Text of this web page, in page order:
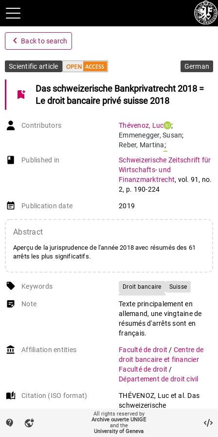
navigate_before Back to search
Scientific article German
bookmark_add
Das schweizerische Bankprivatrecht 2018 =
Le droit bancaire privé suisse 2018
Contributors Thévenoz, Luc
;
Emmenegger, Susan;
Reber, Martina;
book-open
Published in
Schweizerische Zeitschrift für
Wirtschafts- und
Finanzmarktrecht, vol. 91 , no.
2, p. 190-224
event_note Publication date 2019
Abstract
Aperçu de la jurisprudence de l'année 2018 avec résumés des 61
arrêts les plus significatifs.
local_offer Keywords Droit bancaire
Suisse
Défaut de légitimation
Crédits
Gestion de fortune
Conseil en placement
Sûretés
Rétrocessions
Devoir d'information
Exécution forcée
Entraide judiciaire
Transmission de données à
une autorité étrangère
sticky_note_2 Note
Texte principalement en
allemand, une vingtaine de
résumés d'arrêts sont en
français.
account_balance Affiliation entities Faculté de droit / Centre de
droit bancaire et financier
Faculté de droit /
Département de droit civil
auto_stories Citation (ISO format)
THÉVENOZ, Luc et al. Das
schweizerische
Bankprivatrecht 2018 = Le
droit bancaire privé suisse
2018. In:
contact_support vpn_lock
All rights reserved by
Archive ouverte UNIGE
and the
University of Geneva